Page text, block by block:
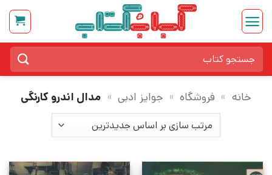
Skip
content
برای:
خانه » فروشگاه » جوایز ادبی » مدال اندرو کارنگی